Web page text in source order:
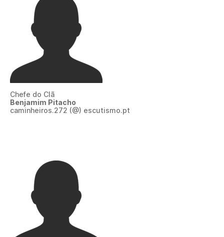
Chefe do Clã
Benjamim Pitacho
caminheiros.272 (@) escutismo.pt